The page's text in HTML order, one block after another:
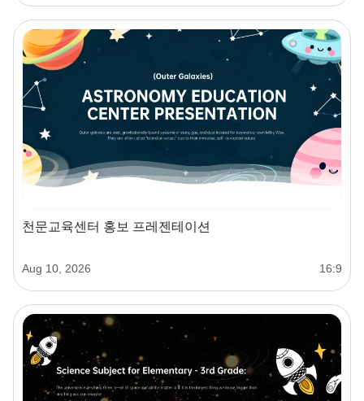
천문교육센터 홍보 프레젠테이션
Aug 10, 2026 16:9